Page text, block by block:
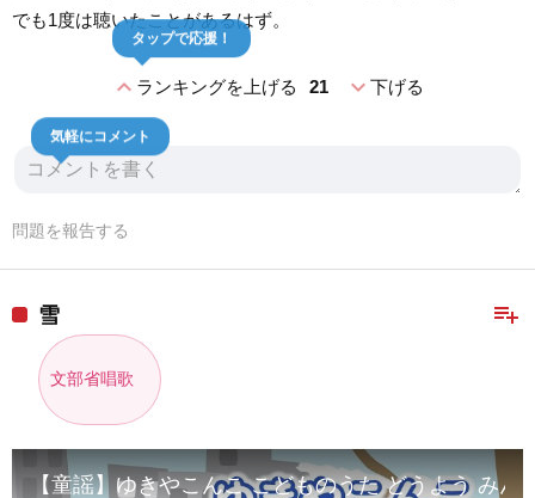
でも1度は聴いたことがあるはず。
expand_lessランキングを上げる 21
タップで応援！
expand_more下げる
気軽にコメント
問題を報告する
playlist_add
雪
文部省唱歌
【童謡】ゆきやこんこ こどものうた どうよう み